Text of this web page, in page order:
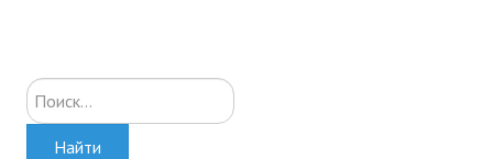
Искать...
Найти